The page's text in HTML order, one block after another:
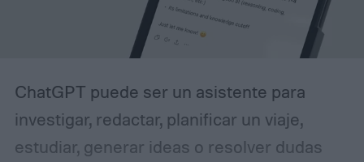
ChatGPT puede ser un asistente para
investigar, redactar, planificar un viaje,
estudiar, generar ideas o resolver dudas